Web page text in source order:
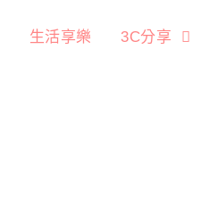
生活享樂 3C分享